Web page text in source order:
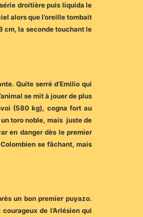
droitière puis liquida le
alors que l’oreille tombait
cm, la seconde touchant le
Quite serré d’Emilio qui
se mit à jouer de plus
(580 kg), cogna fort au
toro noble, mais juste de
en danger dès le premier
se fâchant, mais
un bon premier puyazo.
de l’Arlésien qui